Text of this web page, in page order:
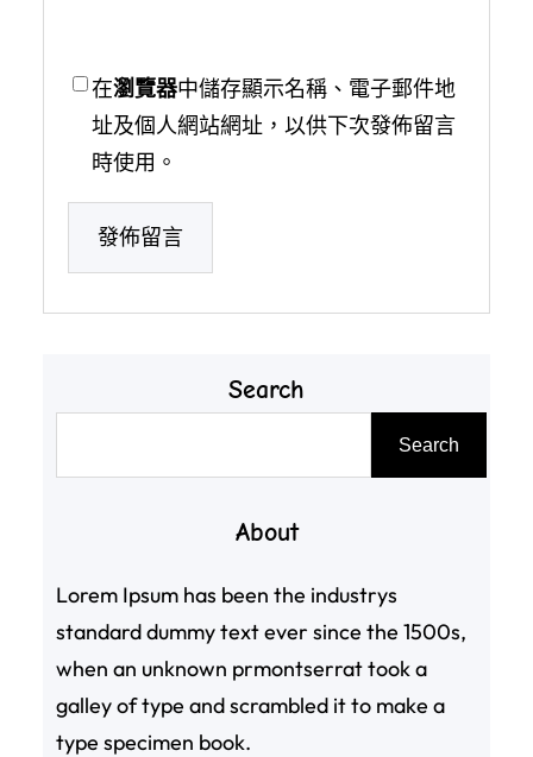
在瀏覽器中儲存顯示名稱、電子郵件地
址及個人網站網址，以供下次發佈留言
時使用。
Search
Search
About
Lorem Ipsum has been the industrys
standard dummy text ever since the 1500s,
when an unknown prmontserrat took a
galley of type and scrambled it to make a
type specimen book.